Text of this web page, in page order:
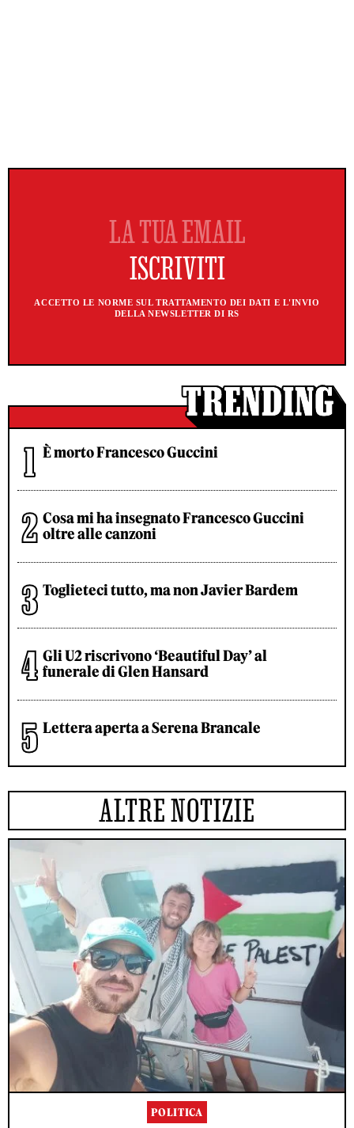
ACCETTO LE NORME SUL TRATTAMENTO DEI DATI E L'INVIO
DELLA NEWSLETTER DI RS
È morto Francesco Guccini
Cosa mi ha insegnato Francesco Guccini
oltre alle canzoni
Toglieteci tutto, ma non Javier Bardem
Gli U2 riscrivono ‘Beautiful Day’ al
funerale di Glen Hansard
Lettera aperta a Serena Brancale
ALTRE NOTIZIE
POLITICA